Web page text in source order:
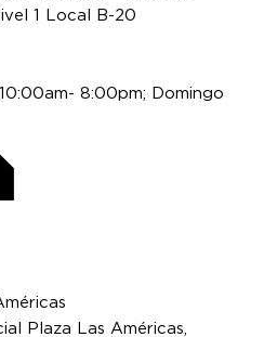
1 Local B-20
8:00pm; Domingo
Plaza Las Américas,